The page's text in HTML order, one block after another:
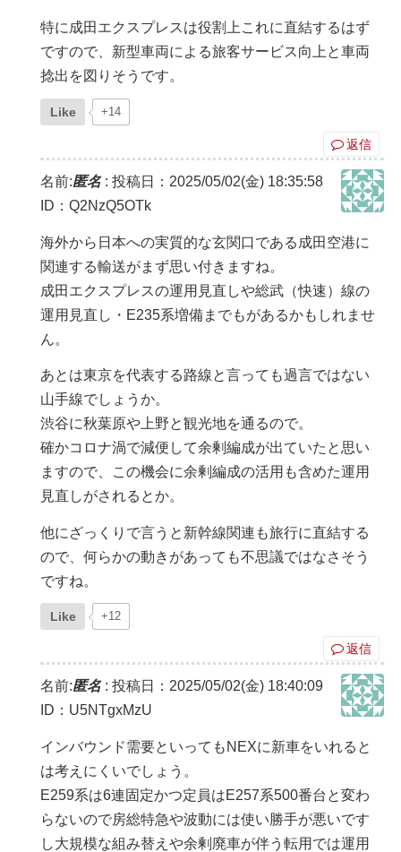
特に成田エクスプレスは役割上これに直結するはず
ですので、新型車両による旅客サービス向上と車両
捻出を図りそうです。
Like +14
返信
名前:匿名: 投稿日：2025/05/02(金) 18:35:58
ID：Q2NzQ5OTk
海外から日本への実質的な玄関口である成田空港に
関連する輸送がまず思い付きますね。
成田エクスプレスの運用見直しや総武（快速）線の
運用見直し・E235系増備までもがあるかもしれませ
ん。
あとは東京を代表する路線と言っても過言ではない
山手線でしょうか。
渋谷に秋葉原や上野と観光地を通るので。
確かコロナ渦で減便して余剰編成が出ていたと思い
ますので、この機会に余剰編成の活用も含めた運用
見直しがされるとか。
他にざっくりで言うと新幹線関連も旅行に直結する
ので、何らかの動きがあっても不思議ではなさそう
ですね。
Like +12
返信
名前:匿名: 投稿日：2025/05/02(金) 18:40:09
ID：U5NTgxMzU
インバウンド需要といってもNEXに新車をいれると
は考えにくいでしょう。
E259系は6連固定かつ定員はE257系500番台と変わ
らないので房総特急や波動には使い勝手が悪いです
し大規模な組み替えや余剰廃車が伴う転用では運用